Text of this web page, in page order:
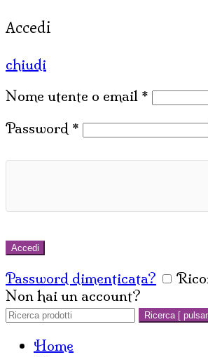
Accedi
chiudi
Nome utente o email *
Password *
Accedi
Password dimenticata?
Non hai un account?
Cerca:
Ricerca [
Home